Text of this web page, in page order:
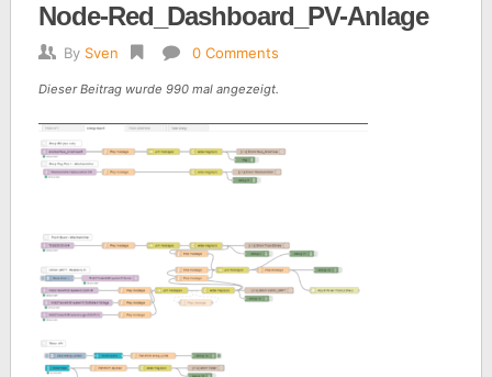
Node-Red_Dashboard_PV-Anlage
By Sven 0 Comments
Dieser Beitrag wurde 990 mal angezeigt.